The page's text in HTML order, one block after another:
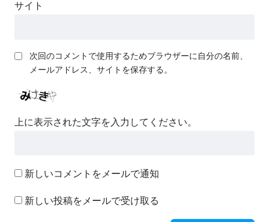
サイト
次回のコメントで使用するためブラウザーに自分の名前、
メールアドレス、サイトを保存する。
上に表示された文字を入力してください。
新しいコメントをメールで通知
新しい投稿をメールで受け取る